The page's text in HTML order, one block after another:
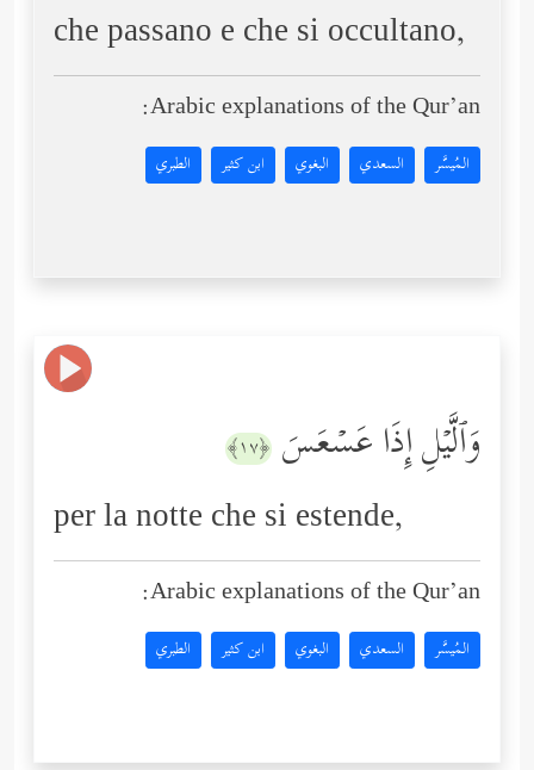
che passano e che si occultano,
Arabic explanations of the Qur’an:
المُيسَّر السعدي البغوي ابن كثير الطبري
وَٱلَّیۡلِ إِذَا عَسۡعَسَ ﴿١٧﴾
per la notte che si estende,
Arabic explanations of the Qur’an:
المُيسَّر السعدي البغوي ابن كثير الطبري